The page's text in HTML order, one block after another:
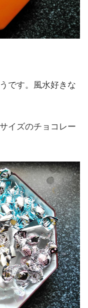
です。風水好きな
イズのチョコレー